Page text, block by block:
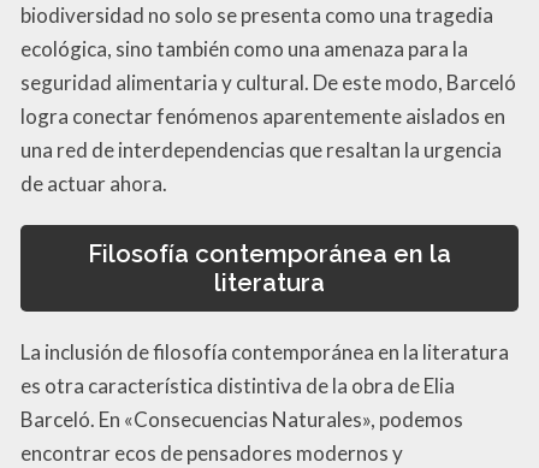
biodiversidad no solo se presenta como una tragedia
ecológica, sino también como una amenaza para la
seguridad alimentaria y cultural. De este modo, Barceló
logra conectar fenómenos aparentemente aislados en
una red de interdependencias que resaltan la urgencia
de actuar ahora.
Filosofía contemporánea en la
literatura
La inclusión de filosofía contemporánea en la literatura
es otra característica distintiva de la obra de Elia
Barceló. En «Consecuencias Naturales», podemos
encontrar ecos de pensadores modernos y